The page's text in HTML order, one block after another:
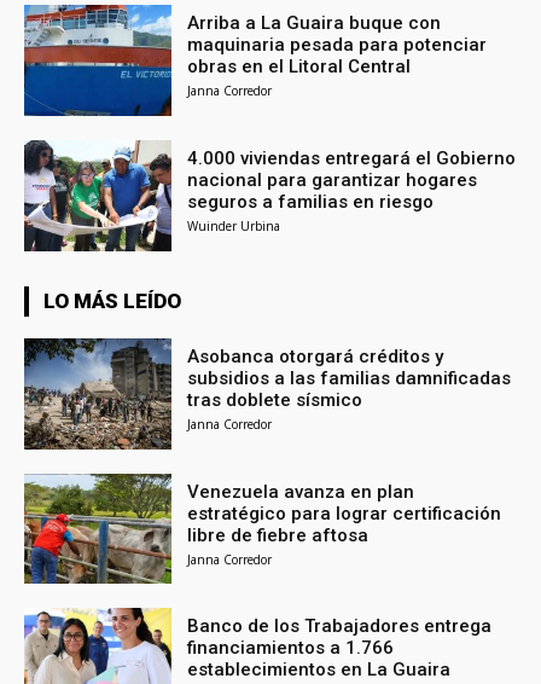
Arriba a La Guaira buque con
maquinaria pesada para potenciar
obras en el Litoral Central
Janna Corredor
4.000 viviendas entregará el Gobierno
nacional para garantizar hogares
seguros a familias en riesgo
Wuinder Urbina
LO MÁS LEÍDO
Asobanca otorgará créditos y
subsidios a las familias damnificadas
tras doblete sísmico
Janna Corredor
Venezuela avanza en plan
estratégico para lograr certificación
libre de fiebre aftosa
Janna Corredor
Banco de los Trabajadores entrega
financiamientos a 1.766
establecimientos en La Guaira